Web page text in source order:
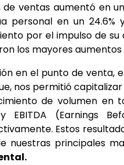
de ventas aumentó en
en un 24.6%
por el impulso de
los mayores aumentos
en el punto de
nos permitió
de volumen en
(Earnings
Estos
nuestras principales